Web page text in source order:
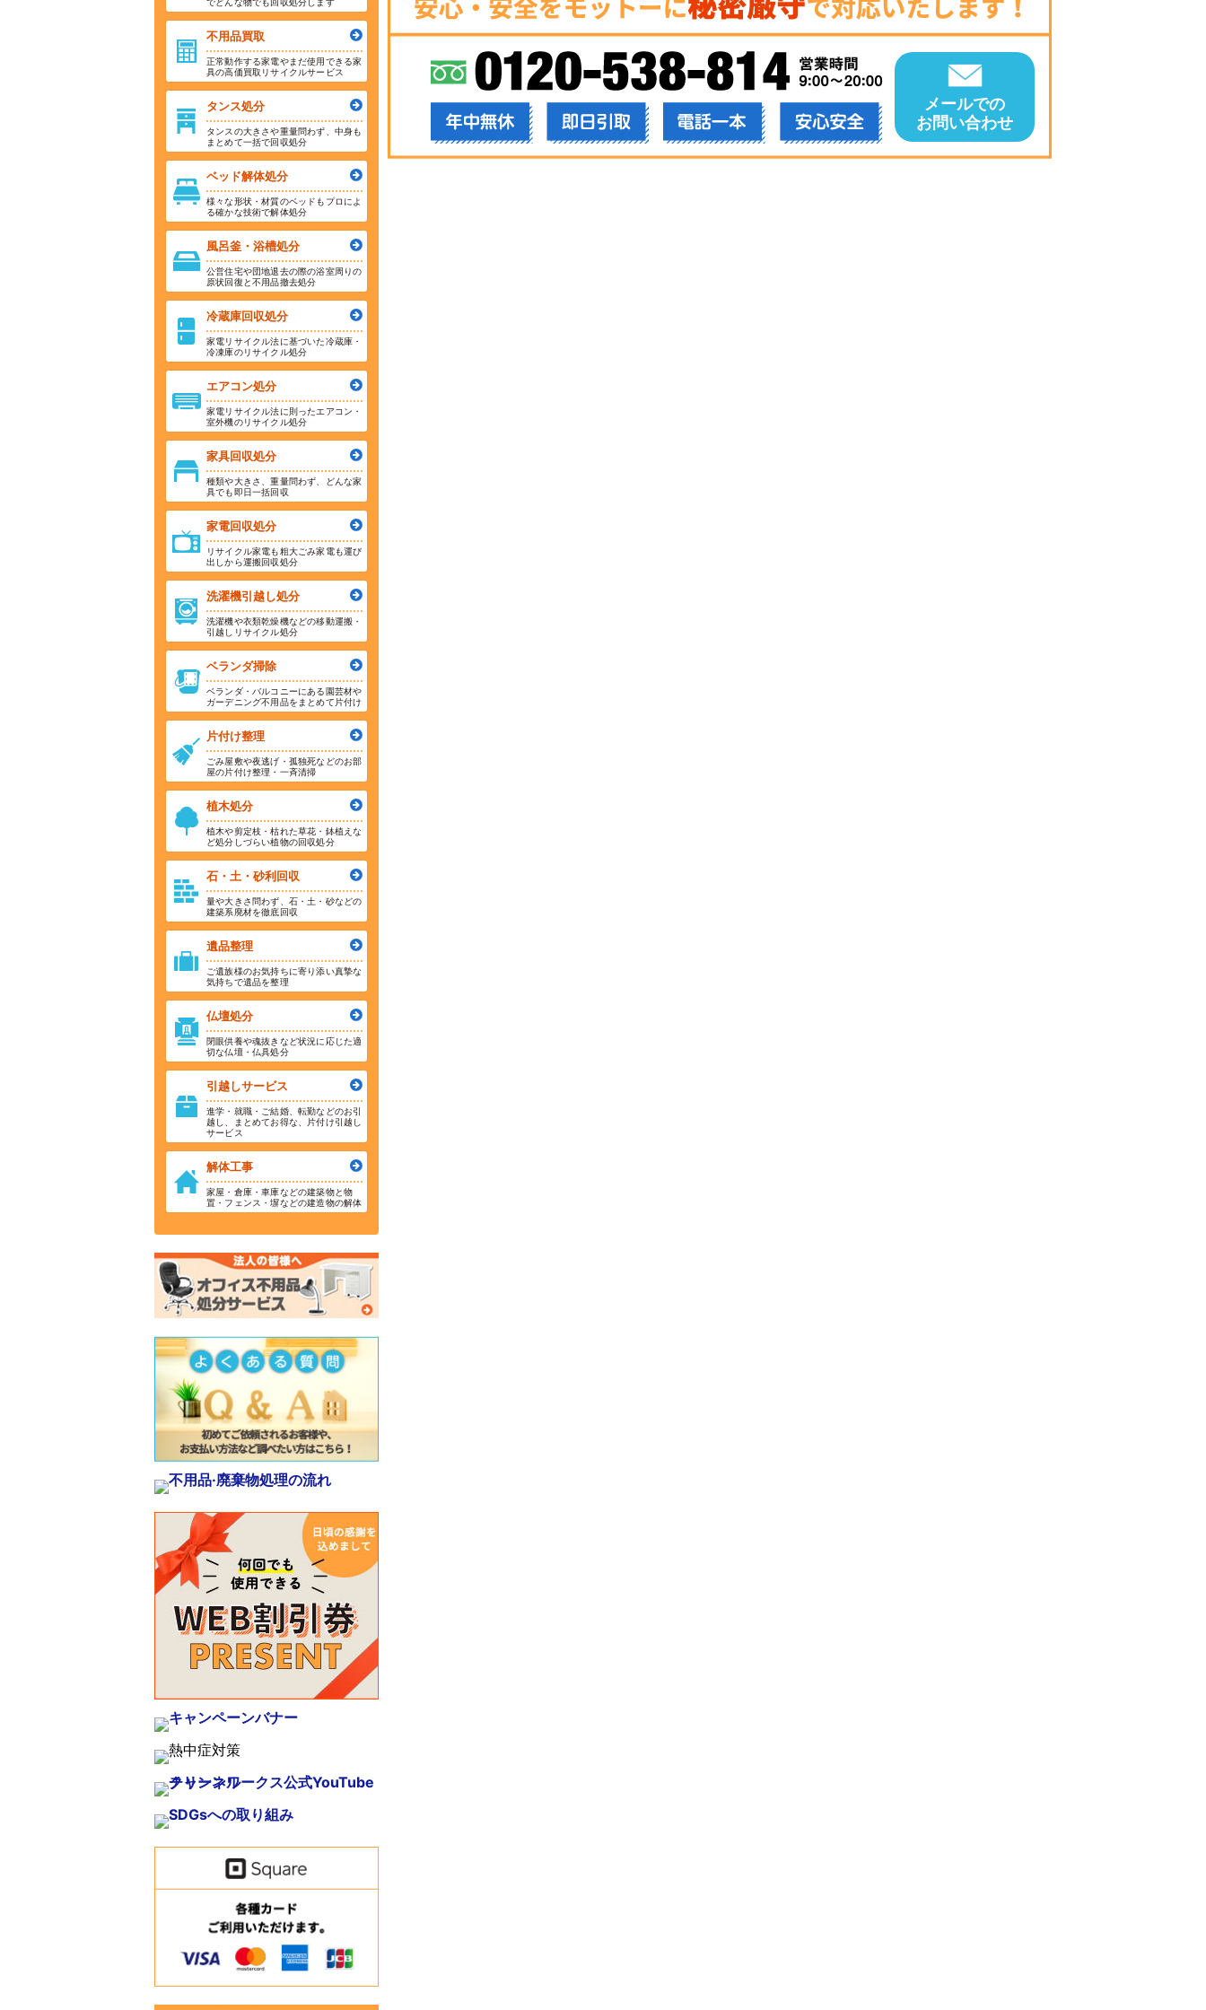
メールでの
お問い合わせ
不用品買取
正常動作する家電やまだ使用できる家
具の高価買取リサイクルサービス
タンス処分
タンスの大きさや重量問わず、中身も
まとめて一括で回収処分
ベッド解体処分
様々な形状・材質のベッドもプロによ
る確かな技術で解体処分
風呂釜・浴槽処分
公営住宅や団地退去の際の浴室周りの
原状回復と不用品撤去処分
冷蔵庫回収処分
家電リサイクル法に基づいた冷蔵庫・
冷凍庫のリサイクル処分
エアコン処分
家電リサイクル法に則ったエアコン・
室外機のリサイクル処分
家具回収処分
種類や大きさ、重量問わず、どんな家
具でも即日一括回収
家電回収処分
リサイクル家電も粗大ごみ家電も運び
出しから運搬回収処分
洗濯機引越し処分
洗濯機や衣類乾燥機などの移動運搬・
引越しリサイクル処分
ベランダ掃除
ベランダ・バルコニーにある園芸材や
ガーデニング不用品をまとめて片付け
片付け整理
ごみ屋敷や夜逃げ・孤独死などのお部
屋の片付け整理・一斉清掃
植木処分
植木や剪定枝・枯れた草花・鉢植えな
ど処分しづらい植物の回収処分
石・土・砂利回収
量や大きさ問わず、石・土・砂などの
建築系廃材を徹底回収
遺品整理
ご遺族様のお気持ちに寄り添い真摯な
気持ちで遺品を整理
仏壇処分
閉眼供養や魂抜きなど状況に応じた適
切な仏壇・仏具処分
引越しサービス
進学・就職・ご結婚、転勤などのお引
越し、まとめてお得な、片付け引越し
サービス
解体工事
家屋・倉庫・車庫などの建築物と物
置・フェンス・塀などの建造物の解体